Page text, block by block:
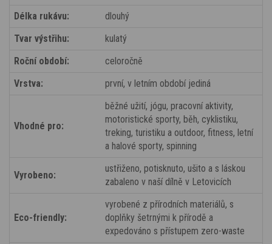
Délka rukávu:
dlouhý
Tvar výstřihu:
kulatý
Roční období:
celoročně
Vrstva:
první, v letním období jediná
Vhodné pro:
běžné užití, jógu, pracovní aktivity,
motoristické sporty, běh, cyklistiku,
treking, turistiku a outdoor, fitness, letní
a halové sporty, spinning
Vyrobeno:
ustřiženo, potisknuto, ušito a s láskou
zabaleno v naší dílně v Letovicích
Eco-friendly:
vyrobené z přírodních materiálů, s
doplňky šetrnými k přírodě a
expedováno s přístupem zero-waste